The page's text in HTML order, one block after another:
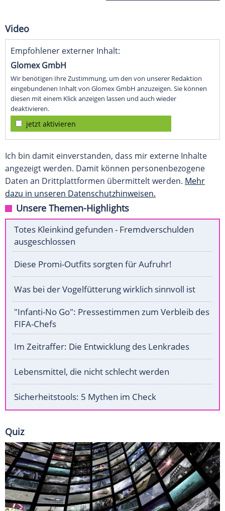
Video
Empfohlener externer Inhalt:
Glomex GmbH
Wir benötigen Ihre Zustimmung, um den von unserer Redaktion
eingebundenen Inhalt von Glomex GmbH anzuzeigen. Sie können
diesen mit einem Klick anzeigen lassen und auch wieder
deaktivieren.
jetzt aktivieren
Ich bin damit einverstanden, dass mir externe Inhalte
angezeigt werden. Damit können personenbezogene
Daten an Drittplattformen übermittelt werden. Mehr
dazu in unseren Datenschutzhinweisen.
Unsere Themen-Highlights
Totes Kleinkind gefunden - Fremdverschulden
ausgeschlossen
Diese Promi-Outfits sorgten für Aufruhr!
Was bei der Vogelfütterung wirklich sinnvoll ist
"Infanti-No Go": Pressestimmen zum Verbleib des
FIFA-Chefs
Im Zeitraffer: Die Entwicklung des Lenkrades
Lebensmittel, die nicht schlecht werden
Sicherheitstools: 5 Mythen im Check
Quiz